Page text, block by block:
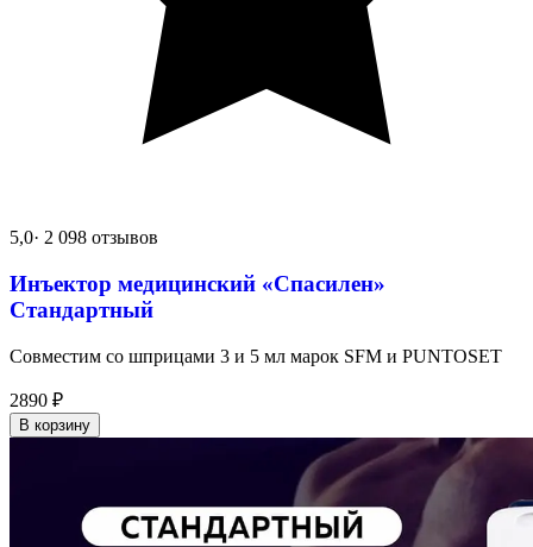
5,0· 2 098 отзывов
Инъектор медицинский «Спасилен»
Стандартный
Совместим со шприцами 3 и 5 мл марок SFM и PUNTOSET
2890 ₽
В корзину